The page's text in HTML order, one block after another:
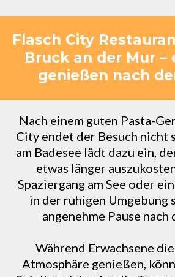
Flasch City
Bruck an der Mur
genießen nach
Nach einem guten Pasta-
City endet der Besuch nicht
am Badesee lädt dazu ein,
etwas länger
Spaziergang am See oder
in der ruhigen Umgebung
angenehme Pause nach
Während Erwachsene
Atmosphäre genießen,